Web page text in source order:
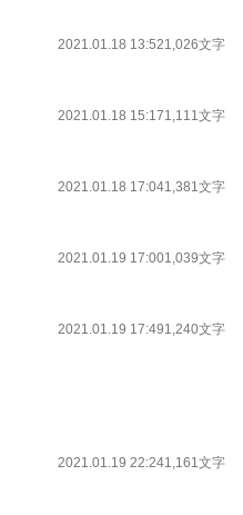
2021.01.18 13:521,026文字
2021.01.18 15:171,111文字
2021.01.18 17:041,381文字
2021.01.19 17:001,039文字
2021.01.19 17:491,240文字
2021.01.19 22:241,161文字